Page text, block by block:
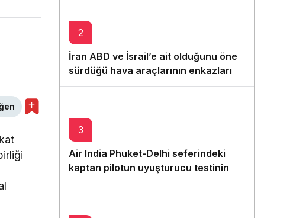
2
İran ABD ve İsrail’e ait olduğunu öne
sürdüğü hava araçlarının enkazlarını
sergiledi
3
Air India Phuket-Delhi seferindeki
kaptan pilotun uyuşturucu testinin
pozitif çıktığı iddia edildi